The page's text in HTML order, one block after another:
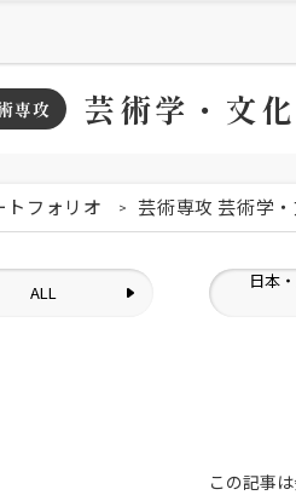
専攻 芸術学・文
トフォリオ 芸術専攻 芸術学
ALL
日本
この記事